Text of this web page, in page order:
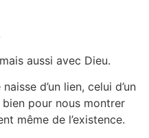
aussi avec Dieu.
d’un lien, celui d’un
bien pour nous montrer
même de l’existence.